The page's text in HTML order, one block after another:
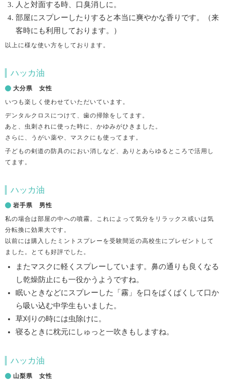
人と対面する時、口臭消しに。
部屋にスプレーしたりすると本当に爽やかな香りです。（来
客時にも利用しております。）
以上に様な使い方をしております。
ハッカ油
大分県 女性
いつも楽しく使わせていただいています。
デンタルクロスにつけて、歯の掃除をしてます。
あと、虫刺されに使った時に、かゆみがひきました。
さらに、うがい薬や、マスクにも使ってます。
子どもの剣道の防具のにおい消しなど、ありとあらゆるところで活用し
てます。
ハッカ油
岩手県 男性
私の場合は部屋の中への噴霧。これによって気分をリラックス或いは気
分転換に効果大です。
以前には購入したミントスプレーを受験間近の高校生にプレゼントして
ました。とても好評でした。
またマスクに軽くスプレーしています。鼻の通りも良くなる
し乾燥防止にも一役かうようですね。
眠いときなどにスプレーした「霧」を口をぱくぱくして口か
ら吸い込む中学生もいました。
草刈りの時には虫除けに。
寝るときに枕元にしゅっと一吹きもしますね。
ハッカ油
山梨県 女性